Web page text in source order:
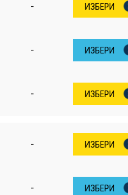
- ИЗБЕРИ
- ИЗБЕРИ
- ИЗБЕРИ
- ИЗБЕРИ
- ИЗБЕРИ